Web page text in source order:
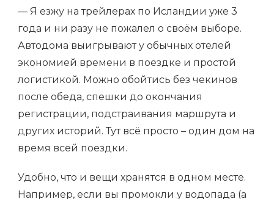
— Я езжу на трейлерах по Исландии уже 3
года и ни разу не пожалел о своём выборе.
Автодома выигрывают у обычных отелей
экономией времени в поездке и простой
логистикой. Можно обойтись без чекинов
после обеда, спешки до окончания
регистрации, подстраивания маршрута и
других историй. Тут всё просто – один дом на
время всей поездки.
Удобно, что и вещи хранятся в одном месте.
Например, если вы промокли у водопада (а